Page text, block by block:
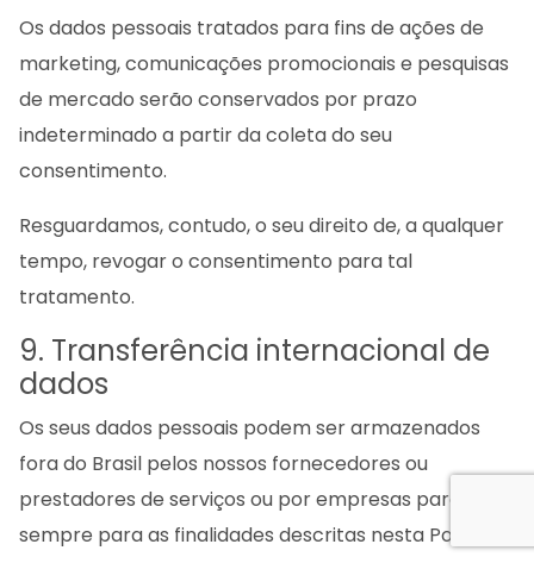
Os dados pessoais tratados para fins de ações de
marketing, comunicações promocionais e pesquisas
de mercado serão conservados por prazo
indeterminado a partir da coleta do seu
consentimento.
Resguardamos, contudo, o seu direito de, a qualquer
tempo, revogar o consentimento para tal
tratamento.
9. Transferência internacional de
dados
Os seus dados pessoais podem ser armazenados
fora do Brasil pelos nossos fornecedores ou
prestadores de serviços ou por empresas parceiras,
sempre para as finalidades descritas nesta Política